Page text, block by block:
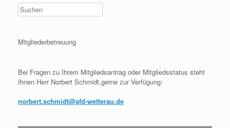
Mitgliederbetreuung
Bei Fragen zu Ihrem Mitgliedsantrag oder Mitgliedsstatus steht
Ihnen Herr Norbert Schmidt,gerne zur Verfügung:
norbert.schmidt@afd-wetterau.de